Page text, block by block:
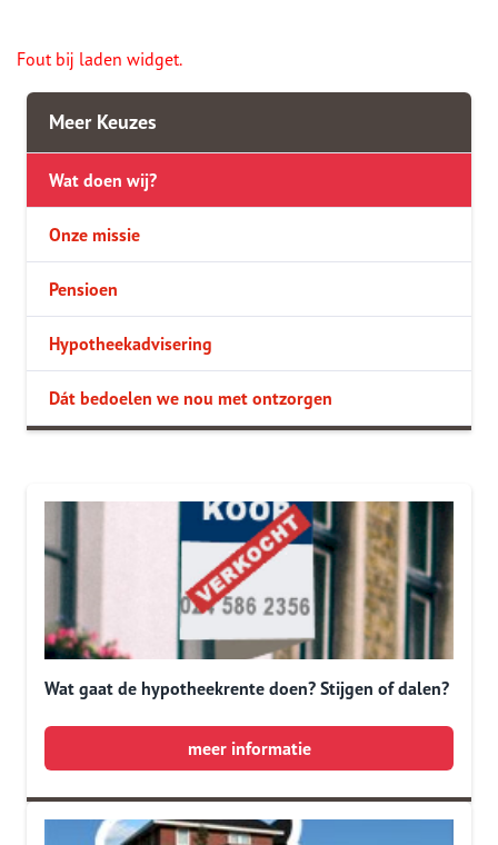
Fout bij laden widget.
Meer Keuzes
Wat doen wij?
Onze missie
Pensioen
Hypotheekadvisering
Dát bedoelen we nou met ontzorgen
Wat gaat de hypotheekrente doen? Stijgen of dalen?
meer informatie